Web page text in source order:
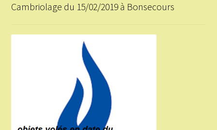
Cambriolage du 15/02/2019 à Bonsecours